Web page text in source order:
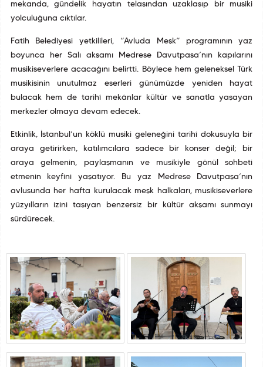
mekanda, gündelik hayatın telaşından uzaklaşıp bir musiki
yolculuğuna çıktılar.
Fatih Belediyesi yetkilileri, “Avluda Meşk” programının yaz
boyunca her Salı akşamı Medrese Davutpaşa’nın kapılarını
musikiseverlere açacağını belirtti. Böylece hem geleneksel Türk
musikisinin unutulmaz eserleri günümüzde yeniden hayat
bulacak hem de tarihî mekânlar kültür ve sanatla yaşayan
merkezler olmaya devam edecek.
Etkinlik, İstanbul’un köklü musiki geleneğini tarihî dokusuyla bir
araya getirirken, katılımcılara sadece bir konser değil; bir
araya gelmenin, paylaşmanın ve musikiyle gönül sohbeti
etmenin keyfini yaşatıyor. Bu yaz Medrese Davutpaşa’nın
avlusunda her hafta kurulacak meşk halkaları, musikiseverlere
yüzyılların izini taşıyan benzersiz bir kültür akşamı sunmayı
sürdürecek.